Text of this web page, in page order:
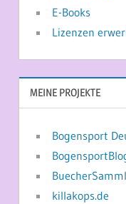
E-Books
Lizenzen
MEINE PROJEKTE
Bogensport
killakops.de